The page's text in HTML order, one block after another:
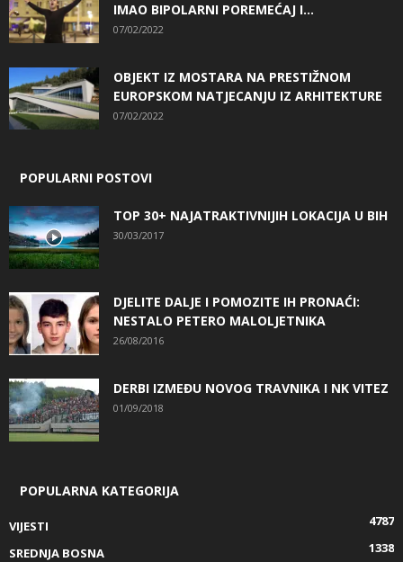
IMAO BIPOLARNI POREMEĆAJ I...
07/02/2022
OBJEKT IZ MOSTARA NA PRESTIŽNOM
EUROPSKOM NATJECANJU IZ ARHITEKTURE
07/02/2022
POPULARNI POSTOVI
TOP 30+ NAJATRAKTIVNIJIH LOKACIJA U BIH
30/03/2017
DJELITE DALJE I POMOZITE IH PRONAĆI:
NESTALO PETERO MALOLJETNIKA
26/08/2016
DERBI IZMEĐU NOVOG TRAVNIKA I NK VITEZ
01/09/2018
POPULARNA KATEGORIJA
VIJESTI
4787
SREDNJA BOSNA
1338